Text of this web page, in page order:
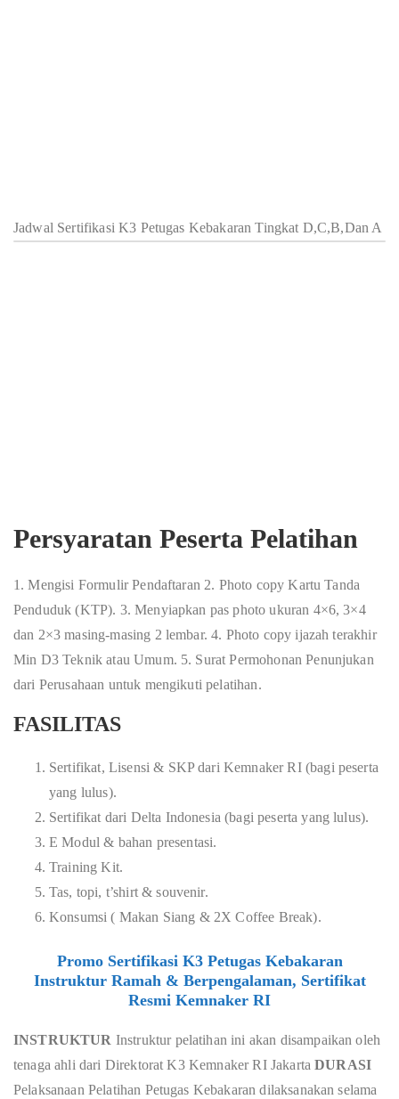
Jadwal Sertifikasi K3 Petugas Kebakaran Tingkat D,C,B,Dan A
Persyaratan Peserta Pelatihan
1. Mengisi Formulir Pendaftaran 2. Photo copy Kartu Tanda
Penduduk (KTP). 3. Menyiapkan pas photo ukuran 4×6, 3×4
dan 2×3 masing-masing 2 lembar. 4. Photo copy ijazah terakhir
Min D3 Teknik atau Umum. 5. Surat Permohonan Penunjukan
dari Perusahaan untuk mengikuti pelatihan.
FASILITAS
Sertifikat, Lisensi & SKP dari Kemnaker RI (bagi peserta
yang lulus).
Sertifikat dari Delta Indonesia (bagi peserta yang lulus).
E Modul & bahan presentasi.
Training Kit.
Tas, topi, t’shirt & souvenir.
Konsumsi ( Makan Siang & 2X Coffee Break).
Promo Sertifikasi K3 Petugas Kebakaran
Instruktur Ramah & Berpengalaman, Sertifikat
Resmi Kemnaker RI
INSTRUKTUR Instruktur pelatihan ini akan disampaikan oleh
tenaga ahli dari Direktorat K3 Kemnaker RI JakartaDURASI
Pelaksanaan Pelatihan Petugas Kebakaran dilaksanakan selama